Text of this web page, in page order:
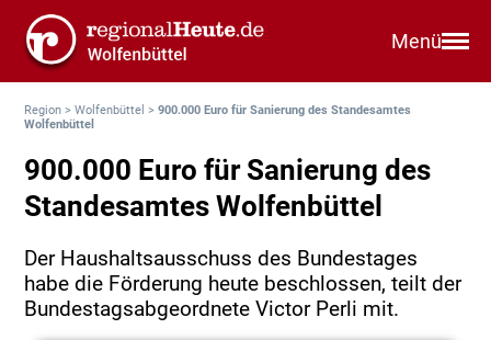
Menü
Region >Wolfenbüttel >900.000 Euro für Sanierung des Standesamtes
Wolfenbüttel
900.000 Euro für Sanierung des
Standesamtes Wolfenbüttel
Der Haushaltsausschuss des Bundestages
habe die Förderung heute beschlossen, teilt der
Bundestagsabgeordnete Victor Perli mit.